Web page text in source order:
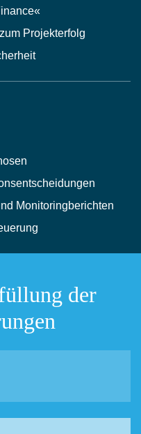
Projekterfolg
Monitoringberichten
der